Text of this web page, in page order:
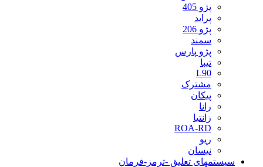
پژو 405
پراید
پژو 206
سمند
پژو پارس
تیبا
L90
مشترک
پیکان
رانا
زانتیا
ROA-RD
ریو
نیسان
سیستمهای تعلیق -ترمز-فرمان